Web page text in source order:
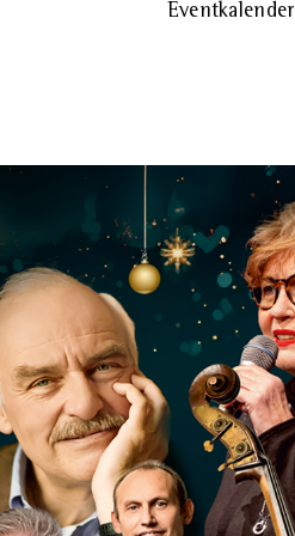
Eventkalender